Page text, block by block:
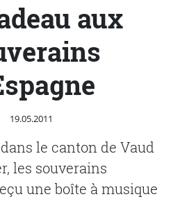
aux
Publié le
19.05.2011
le canton de Vaud
les souverains
une boîte à musique